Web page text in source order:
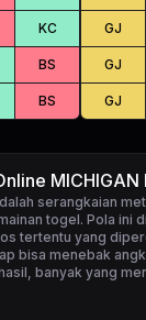
KC
BS
BS
GJ
GJ
GJ
MICHIGAN
serangkaian
togel. Pola ini
tertentu yang
bisa menebak
banyak yang